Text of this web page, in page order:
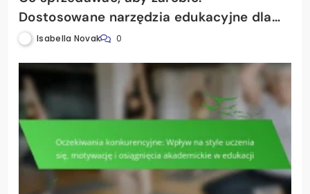
Dostosowane narzędzia edukacyjne dla
różnych stylów uczenia się
Isabella Novak 0